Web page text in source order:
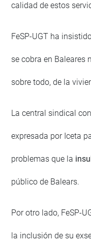
calidad de estos
FeSP-UGT ha
se cobra en Baleares
sobre todo, de la
La central sindical
expresada por Iceta
problemas que la
público de Balears.
Por otro lado, FeSP-
la inclusión de su